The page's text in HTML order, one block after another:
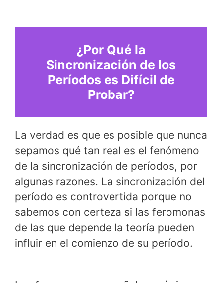
¿Por Qué la
Sincronización de los
Períodos es Difícil de
Probar?
La verdad es que es posible que nunca
sepamos qué tan real es el fenómeno
de la sincronización de períodos, por
algunas razones. La sincronización del
período es controvertida porque no
sabemos con certeza si las feromonas
de las que depende la teoría pueden
influir en el comienzo de su período.